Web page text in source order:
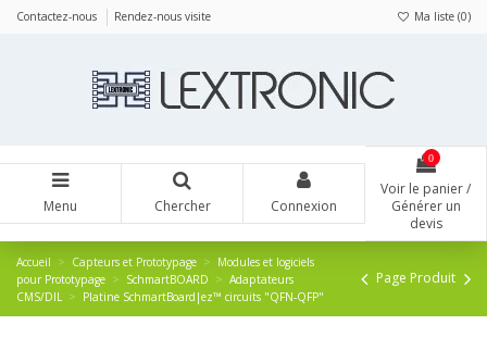
Contactez-nous Rendez-nous visite Ma liste (0)
Menu Chercher Connexion
0
Voir le panier /
Générer un
devis
Accueil Capteurs et Prototypage
Modules et logiciels
pour Prototypage
SchmartBOARD
Adaptateurs
CMS/DIL
Platine SchmartBoard|ez™ circuits "QFN-QFP"
Page Produit
Panneau de gestion des cookies